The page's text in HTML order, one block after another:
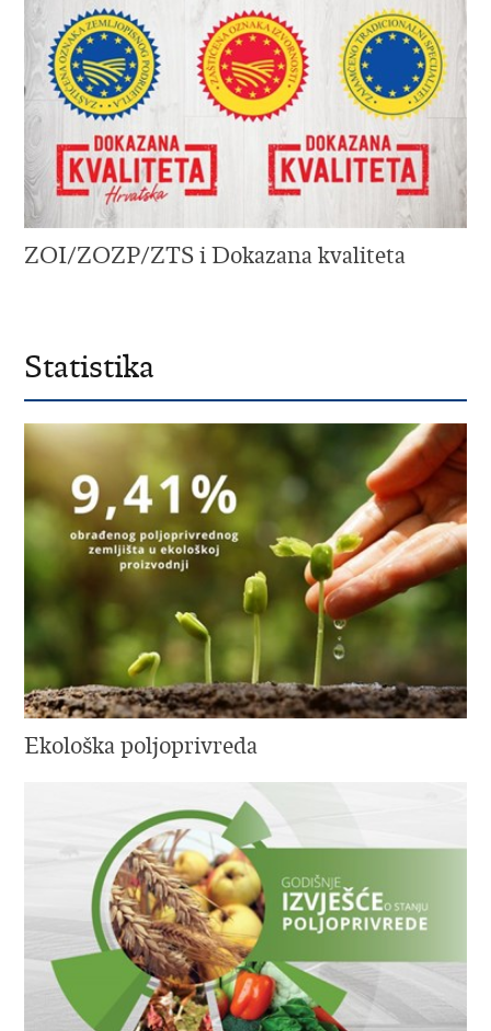
ZOI/ZOZP/ZTS i Dokazana kvaliteta
Statistika
Ekološka poljoprivreda